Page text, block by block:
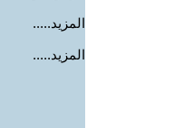
المزيد.....
المزيد.....